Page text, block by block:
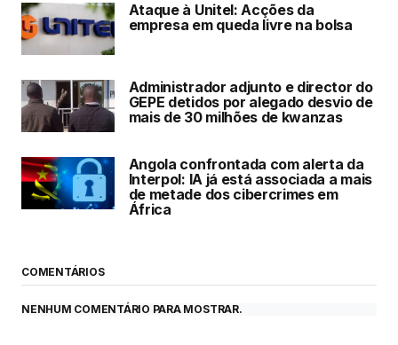
Ataque à Unitel: Acções da
empresa em queda livre na bolsa
Administrador adjunto e director do
GEPE detidos por alegado desvio de
mais de 30 milhões de kwanzas
Angola confrontada com alerta da
Interpol: IA já está associada a mais
de metade dos cibercrimes em
África
COMENTÁRIOS
NENHUM COMENTÁRIO PARA MOSTRAR.